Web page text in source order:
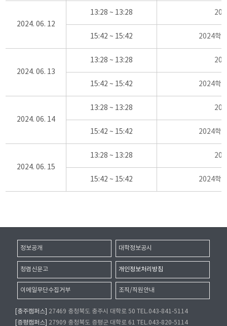
2024. 06. 12
13:28 ~ 13:28
15:42 ~ 15:42 2024학
2024. 06. 13
13:28 ~ 13:28
15:42 ~ 15:42 2024학
2024. 06. 14
13:28 ~ 13:28
15:42 ~ 15:42 2024학
2024. 06. 15
13:28 ~ 13:28
15:42 ~ 15:42 2024학
정보공개 대학정보공시
청렴신문고 개인정보처리방침
이메일무단수집거부 조직/직원안내
[충주캠퍼스]
27469 충청북도 충주시 대학로 50 TEL.043-841-5114
[증평캠퍼스]
27909 충청북도 증평군 대학로 61 TEL.043-820-5114